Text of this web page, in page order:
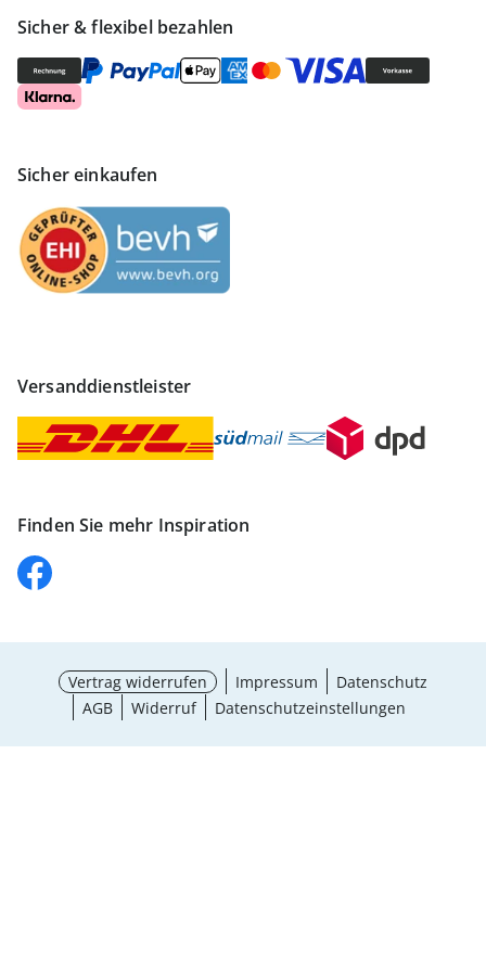
Sicher & flexibel bezahlen
Sicher einkaufen
Versanddienstleister
Finden Sie mehr Inspiration
Vertrag widerrufen Impressum
Datenschutz
AGB
Widerruf Datenschutzeinstellungen